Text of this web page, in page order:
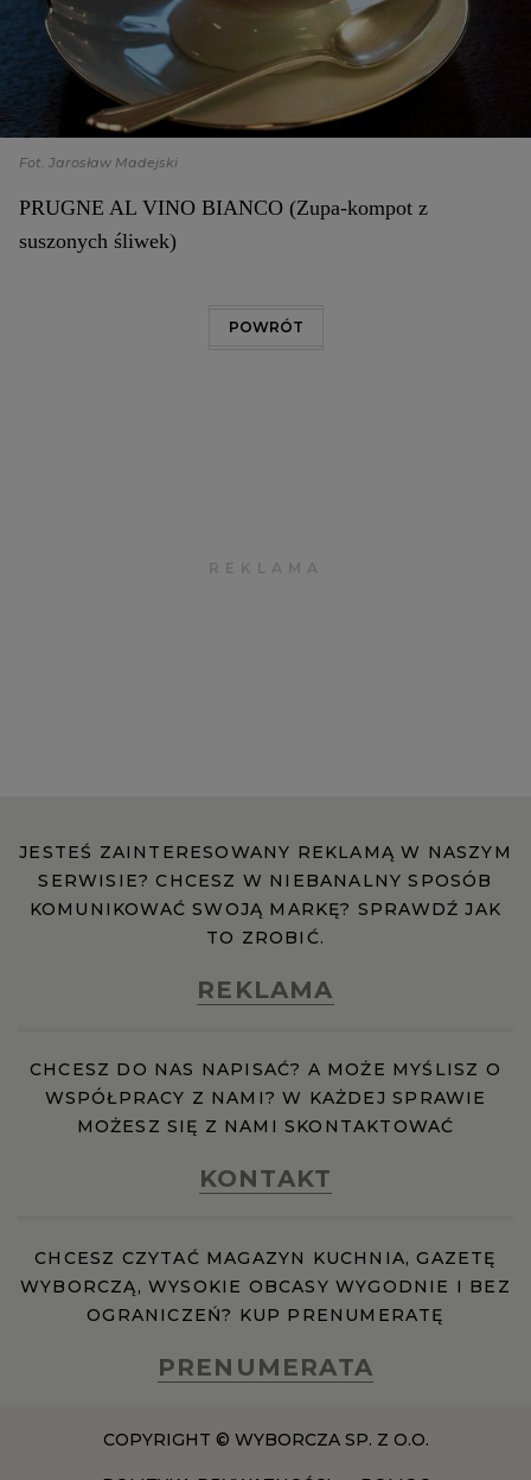
Fot. Jarosław Madejski
PRUGNE AL VINO BIANCO (Zupa-kompot z
suszonych śliwek)
POWRÓT
JESTEŚ ZAINTERESOWANY REKLAMĄ W NASZYM
SERWISIE? CHCESZ W NIEBANALNY SPOSÓB
KOMUNIKOWAĆ SWOJĄ MARKĘ? SPRAWDŹ JAK
TO ZROBIĆ.
REKLAMA
CHCESZ DO NAS NAPISAĆ? A MOŻE MYŚLISZ O
WSPÓŁPRACY Z NAMI? W KAŻDEJ SPRAWIE
MOŻESZ SIĘ Z NAMI SKONTAKTOWAĆ
KONTAKT
CHCESZ CZYTAĆ MAGAZYN KUCHNIA, GAZETĘ
WYBORCZĄ, WYSOKIE OBCASY WYGODNIE I BEZ
OGRANICZEŃ? KUP PRENUMERATĘ
PRENUMERATA
COPYRIGHT © WYBORCZA SP. Z O.O.